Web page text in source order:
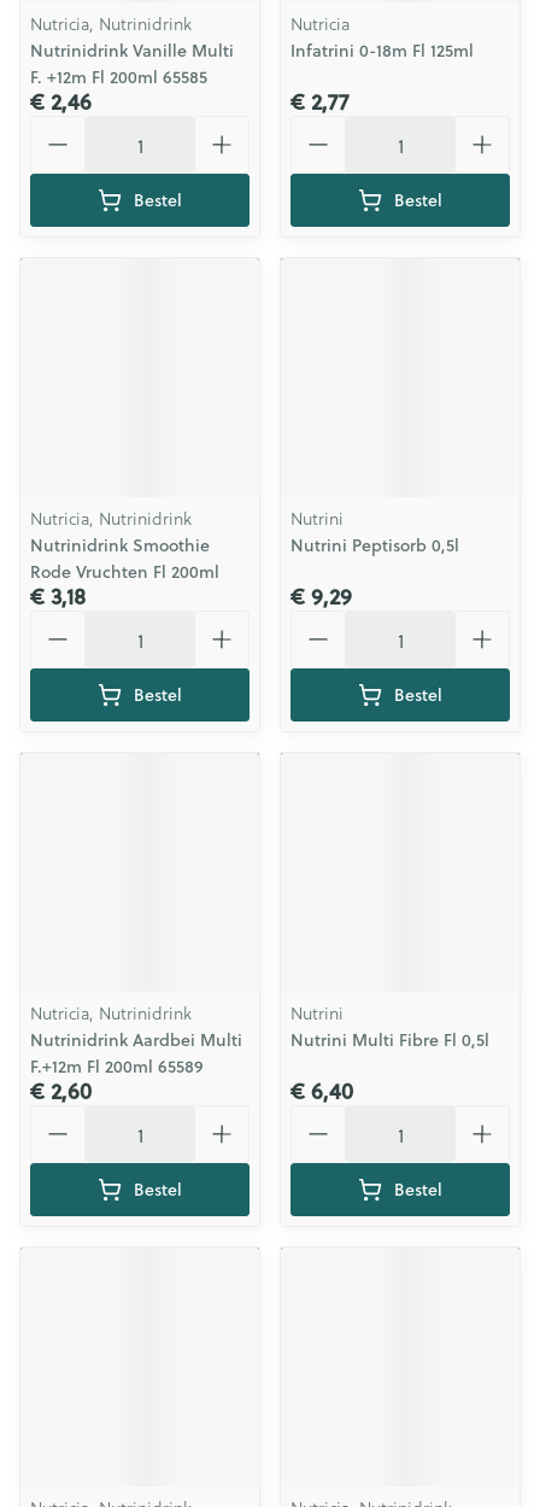
Nutricia, Nutrinidrink
Nutrinidrink Vanille Multi
F. +12m Fl 200ml 65585
€ 2,46
Bestel
Nutricia
Infatrini 0-18m Fl 125ml
€ 2,77
Bestel
Nutricia, Nutrinidrink
Nutrinidrink Smoothie
Rode Vruchten Fl 200ml
€ 3,18
Bestel
Nutrini
Nutrini Peptisorb 0,5l
€ 9,29
Bestel
Nutricia, Nutrinidrink
Nutrinidrink Aardbei Multi
F.+12m Fl 200ml 65589
€ 2,60
Bestel
Nutrini
Nutrini Multi Fibre Fl 0,5l
€ 6,40
Bestel